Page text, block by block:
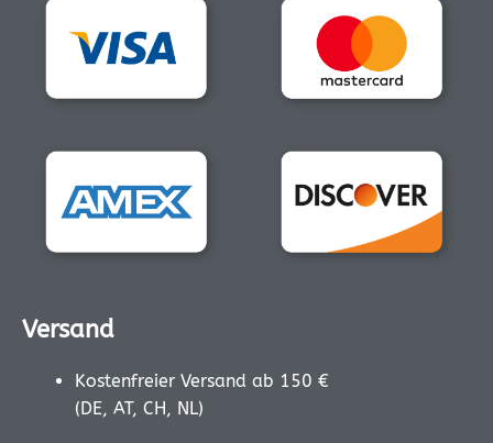
Versand
Kostenfreier Versand ab 150 €
(DE, AT, CH, NL)